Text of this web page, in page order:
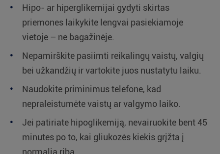
Hipo- ar hiperglikemijai gydyti skirtas
priemones laikykite lengvai pasiekiamoje
vietoje – ne bagažinėje.
Nepamirškite pasiimti reikalingų vaistų, valgių
bei užkandžių ir vartokite juos nustatytu laiku.
Naudokite priminimus telefone, kad
nepraleistumėte vaistų ar valgymo laiko.
Jei patiriate hipoglikemiją, nevairuokite bent 45
minutes po to, kai gliukozės kiekis grįžta į